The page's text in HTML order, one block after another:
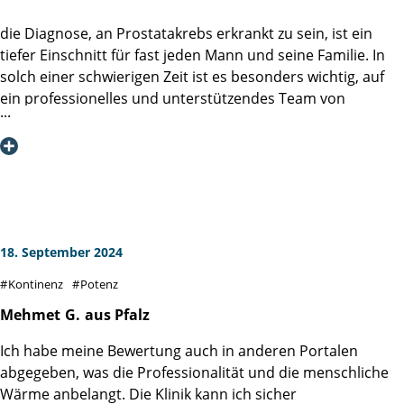
Ich wünsche allen Patienten der Martini-Klinik einen guten
Verlauf und den Mitarbeitern weithin viel Kraft und
Engagement um gemeinsam weiter gegen den
Prostatakrebs zu kämpfen.
die Diagnose, an Prostatakrebs erkrankt zu sein, ist ein
tiefer Einschnitt für fast jeden Mann und seine Familie. In
solch einer schwierigen Zeit ist es besonders wichtig, auf
ein professionelles und unterstützendes Team von
Bürokräften, Servicepersonal, Pflegekräften, Psychologen
und Ärzten zu treffen. Genau dieses Team habe ich in der
vertrauensvollen und menschlichen Umgang geprägt, der
gesamte Team hat mich während meines gesamten
Aufenthalts, von der ersten bis zur letzten Minute,
Pflege- und Ärzteteam, das nicht nur sehr kompetent,
sondern auch unglaublich herzlich ist. Dadurch konnte ich
18. September 2024
Kontinenz Potenz
Mehmet G. aus Pfalz
Ich habe meine Bewertung auch in anderen Portalen
abgegeben, was die Professionalität und die menschliche
Wärme anbelangt. Die Klinik kann ich sicher